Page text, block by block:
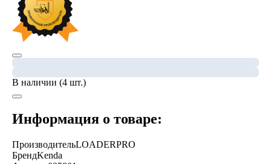
В наличии (4 шт.)
Информация о товаре:
ПроизводительLOADERPRO
БрендKenda